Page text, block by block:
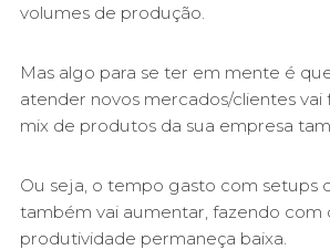
volumes de produção.
Mas algo para se ter em mente é
atender novos mercados/clientes
mix de produtos da sua empresa
Ou seja, o tempo gasto com setups
também vai aumentar, fazendo com
produtividade permaneça baixa.